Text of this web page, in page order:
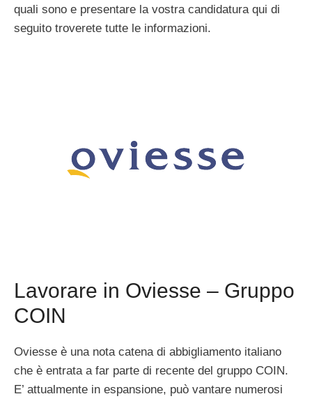
quali sono e presentare la vostra candidatura qui di
seguito troverete tutte le informazioni.
Lavorare in Oviesse – Gruppo
COIN
Oviesse è una nota catena di abbigliamento italiano
che è entrata a far parte di recente del gruppo COIN.
E’ attualmente in espansione, può vantare numerosi